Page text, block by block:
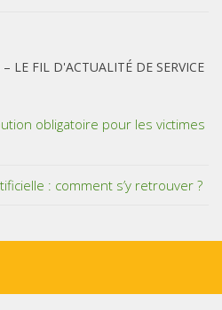
LE FIL D'ACTUALITÉ DE SERVICE
obligatoire pour les victimes
: comment s’y retrouver ?